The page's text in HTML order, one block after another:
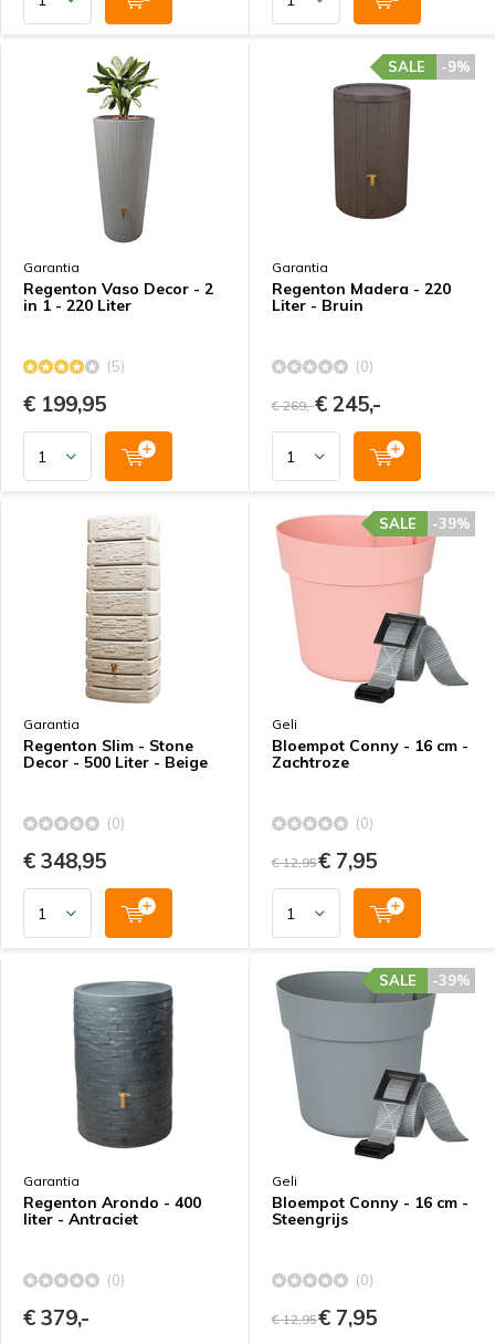
Garantia
Regenton Vaso Decor - 2
in 1 - 220 Liter
(5)
€ 199,95
Garantia
Regenton Madera - 220
Liter - Bruin
-9%
SALE
(0)
€ 269,-€ 245,-
Garantia
Regenton Slim - Stone
Decor - 500 Liter - Beige
(0)
€ 348,95
Geli
Bloempot Conny - 16 cm -
Zachtroze
-39%
SALE
(0)
€ 12,95€ 7,95
Garantia
Regenton Arondo - 400
liter - Antraciet
(0)
€ 379,-
Geli
Bloempot Conny - 16 cm -
Steengrijs
-39%
SALE
(0)
€ 12,95€ 7,95